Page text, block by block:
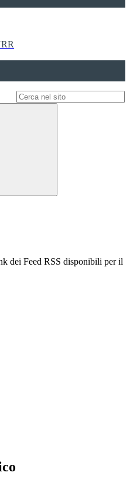
dei Feed RSS disponibili per il